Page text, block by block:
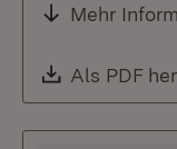
Mehr
Download:
Als PDF